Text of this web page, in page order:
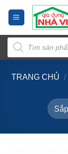
dung
Tìm
kiếm
sản
phẩm
TRANG CHỦ /